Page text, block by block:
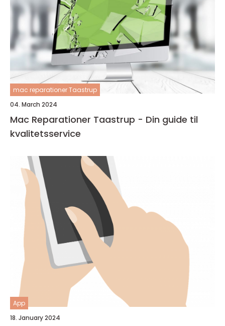
mac reparationer Taastrup
04. March 2024
Mac Reparationer Taastrup - Din guide til
kvalitetsservice
App
18. January 2024